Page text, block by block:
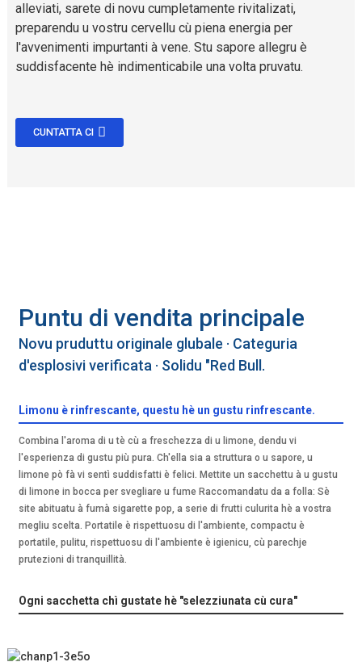
alleviati, sarete di novu cumpletamente rivitalizati,
preparendu u vostru cervellu cù piena energia per
l'avvenimenti impurtanti à vene. Stu sapore allegru è
suddisfacente hè indimenticabile una volta pruvatu.
CUNTATTA CI
Puntu di vendita principale
Novu pruduttu originale glubale · Categuria
d'esplosivi verificata · Solidu "Red Bull.
Limonu è rinfrescante, questu hè un gustu rinfrescante.
Combina l'aroma di u tè cù a freschezza di u limone, dendu vi
l'esperienza di gustu più pura. Ch'ella sia a struttura o u sapore, u
limone pò fà vi sentì suddisfatti è felici. Mettite un sacchettu à u gustu
di limone in bocca per svegliare u fume Raccomandatu da a folla: Sè
site abituatu à fumà sigarette pop, a serie di frutti culurita hè a vostra
megliu scelta. Portatile è rispettuosu di l'ambiente, compactu è
portatile, pulitu, rispettuosu di l'ambiente è igienicu, cù parechje
prutezioni di tranquillità.
Ogni sacchetta chì gustate hè "selezziunata cù cura"